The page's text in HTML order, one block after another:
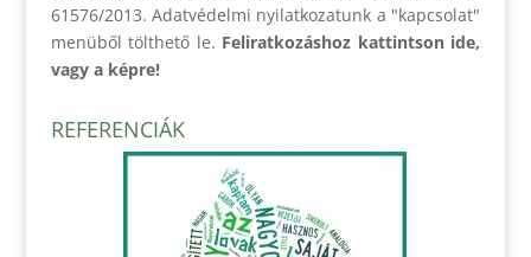
61576/2013. Adatvédelmi nyilatkozatunk a "kapcsolat"
menüből tölthető le. Feliratkozáshoz kattintson ide,
vagy a képre!
REFERENCIÁK